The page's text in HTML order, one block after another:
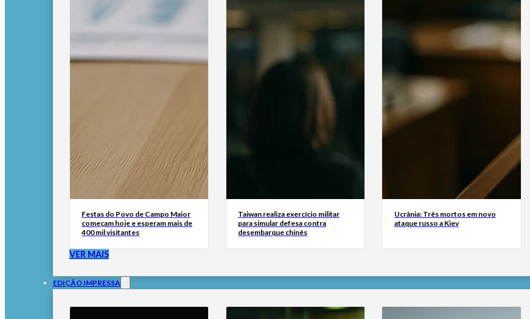
Festas do Povo de Campo Maior
começam hoje e esperam mais de
400 mil visitantes
Taiwan realiza exercício militar
para simular defesa contra
desembarque chinês
Ucrânia: Três mortos em novo
ataque russo a Kiev
VER MAIS
EDIÇÃO IMPRESSA